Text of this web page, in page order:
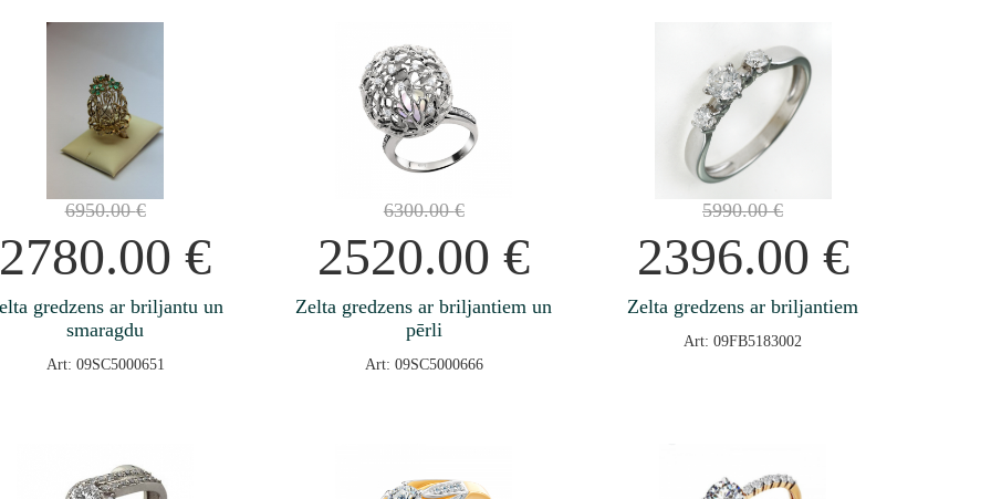
6950.00€
2780.00€
gredzens ar briljantu un
smaragdu
Art: 09SC5000651
6300.00€
2520.00€
Zelta gredzens ar briljantiem un
pērli
Art: 09SC5000666
5990.00€
2396.00 €
Zelta gredzens ar briljantiem
Art: 09FB5183002